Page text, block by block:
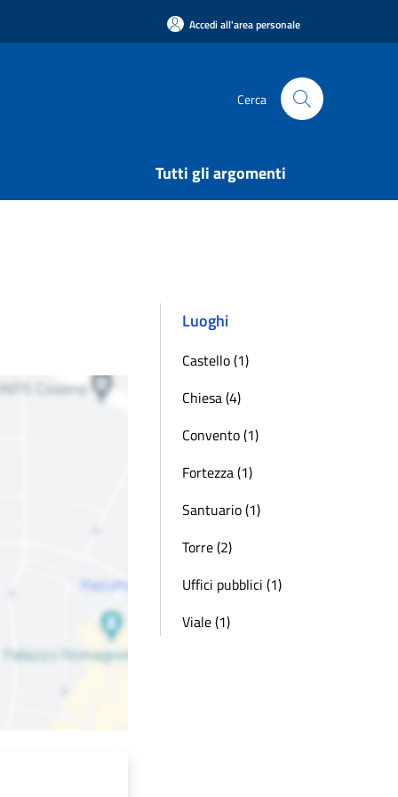
Accedi all'area personale
Cerca
Tutti gli argomenti
Luoghi
Castello (1)
Chiesa (4)
Convento (1)
Fortezza (1)
Santuario (1)
Torre (2)
Uffici pubblici (1)
Viale (1)